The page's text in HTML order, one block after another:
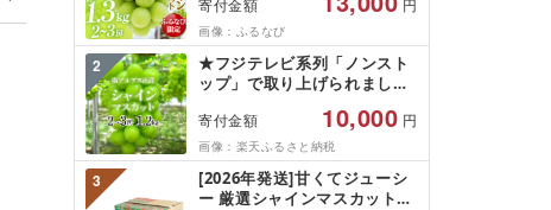
(MG)B12-472 FN-Limited-
VO シャインマスカット フル
ーツ
寄付金額 円
画像：ふるなび
2
★フジテレビ系列「ノンスト
ップ」で取り上げられました!
ルプス市産シャインマスカッ
ト1.2kg以上(2〜3房)ふるさと
納税 おすすめ 山梨県 南アル
プス市 送料無料 AL
寄付金額 10,000 円
画像：楽天ふるさと納税
3
[2026年発送]甘くてジューシ
ー 厳選シャインマスカット